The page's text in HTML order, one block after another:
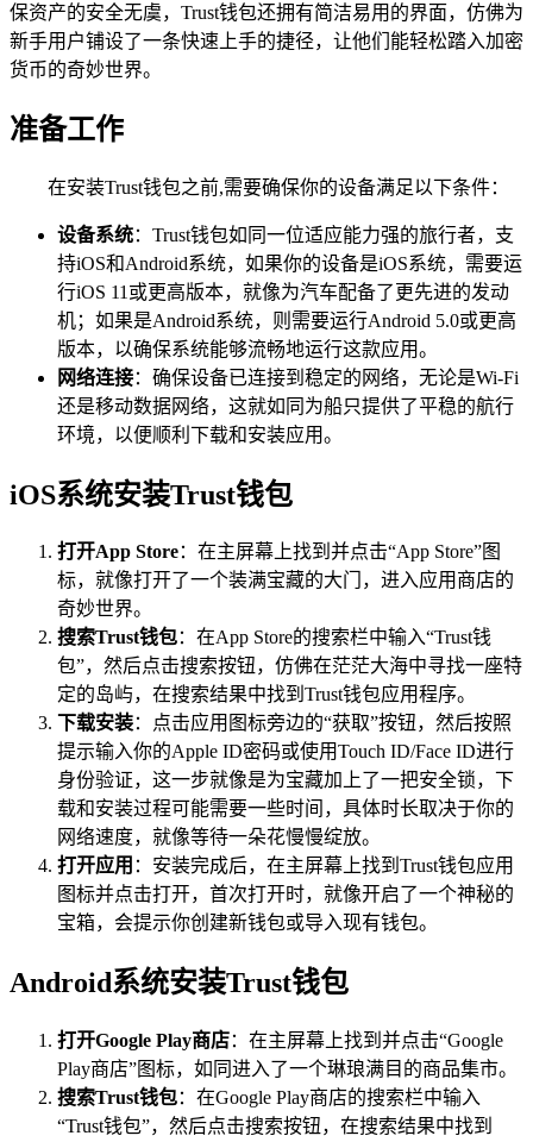
保资产的安全无虞，Trust钱包还拥有简洁易用的界面，仿佛为
新手用户铺设了一条快速上手的捷径，让他们能轻松踏入加密
货币的奇妙世界。
准备工作
在安装Trust钱包之前,需要确保你的设备满足以下条件：
设备系统：Trust钱包如同一位适应能力强的旅行者，支
持iOS和Android系统，如果你的设备是iOS系统，需要运
行iOS 11或更高版本，就像为汽车配备了更先进的发动
机；如果是Android系统，则需要运行Android 5.0或更高
版本，以确保系统能够流畅地运行这款应用。
网络连接：确保设备已连接到稳定的网络，无论是Wi-Fi
还是移动数据网络，这就如同为船只提供了平稳的航行
环境，以便顺利下载和安装应用。
iOS系统安装Trust钱包
打开App Store：在主屏幕上找到并点击“App Store”图
标，就像打开了一个装满宝藏的大门，进入应用商店的
奇妙世界。
搜索Trust钱包：在App Store的搜索栏中输入“Trust钱
包”，然后点击搜索按钮，仿佛在茫茫大海中寻找一座特
定的岛屿，在搜索结果中找到Trust钱包应用程序。
下载安装：点击应用图标旁边的“获取”按钮，然后按照
提示输入你的Apple ID密码或使用Touch ID/Face ID进行
身份验证，这一步就像是为宝藏加上了一把安全锁，下
载和安装过程可能需要一些时间，具体时长取决于你的
网络速度，就像等待一朵花慢慢绽放。
打开应用 ：安装完成后，在主屏幕上找到Trust钱包应用
图标并点击打开，首次打开时，就像开启了一个神秘的
宝箱，会提示你创建新钱包或导入现有钱包。
Android系统安装Trust钱包
打开Google Play商店：在主屏幕上找到并点击“Google
Play商店”图标，如同进入了一个琳琅满目的商品集市。
搜索Trust钱包：在Google Play商店的搜索栏中输入
“Trust钱包”，然后点击搜索按钮，在搜索结果中找到